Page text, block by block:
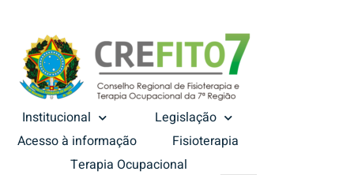
Institucional
Legislação
Acesso à informação
Fisioterapia
Terapia Ocupacional